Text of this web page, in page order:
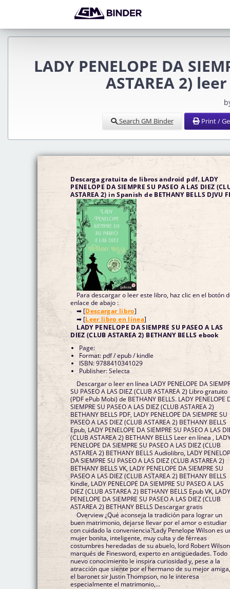
LADY PENELOPE DA
ASTAREA 2)
Search GM Binder Print /
Descarga gratuita de libros android pdf. LADY
PENELOPE DA SIEMPRE SU PASEO A LAS DIEZ
ASTAREA 2) in Spanish de BETHANY BELLS DJVU
Para descargar o leer este libro, haz clic en el botón
enlace de abajo :
➡ [Descargar libro]
➡ [Leer libro en línea]
LADY PENELOPE DA SIEMPRE SU PASEO A LAS
DIEZ (CLUB ASTAREA 2) BETHANY BELLS ebook
Page:
Format: pdf / epub / kindle
ISBN: 9788410341029
Publisher: Selecta
Descargar o leer en línea LADY PENELOPE DA
SU PASEO A LAS DIEZ (CLUB ASTAREA 2) Libro gratuito
(PDF ePub Mobi) de BETHANY BELLS. LADY PENELOPE
SIEMPRE SU PASEO A LAS DIEZ (CLUB ASTAREA 2)
BETHANY BELLS PDF, LADY PENELOPE DA SIEMPRE SU
PASEO A LAS DIEZ (CLUB ASTAREA 2) BETHANY BELLS
Epub, LADY PENELOPE DA SIEMPRE SU PASEO A LAS
(CLUB ASTAREA 2) BETHANY BELLS Leer en línea ,
PENELOPE DA SIEMPRE SU PASEO A LAS DIEZ (CLUB
ASTAREA 2) BETHANY BELLS Audiolibro, LADY
DA SIEMPRE SU PASEO A LAS DIEZ (CLUB ASTAREA 2)
BETHANY BELLS VK, LADY PENELOPE DA SIEMPRE SU
PASEO A LAS DIEZ (CLUB ASTAREA 2) BETHANY BELLS
Kindle, LADY PENELOPE DA SIEMPRE SU PASEO A LAS
DIEZ (CLUB ASTAREA 2) BETHANY BELLS Epub VK,
PENELOPE DA SIEMPRE SU PASEO A LAS DIEZ (CLUB
ASTAREA 2) BETHANY BELLS Descargar gratis
Overview ¿Qué aconseja la tradición para lograr un
buen matrimonio, dejarse llevar por el amor o estudiar
con cuidado la conveniencia?Lady Penelope Wilson es
mujer bonita, inteligente, muy culta y de férreas
costumbres heredadas de su abuelo, lord Robert
marqués de Finesword, experto en antigüedades. Todo
nuevo conocimiento le inspira curiosidad y, pese a la
atracción que siente por el hermano de su mejor
el baronet sir Justin Thompson, no le interesa
especialmente el matrimonio,...